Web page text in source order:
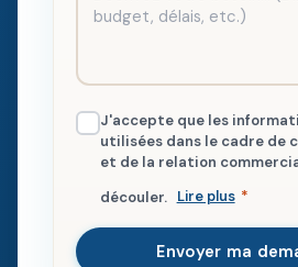
J'accepte que les
utilisées dans le cadre de
et de la relation
découler. Lire plus *
Envoyer ma